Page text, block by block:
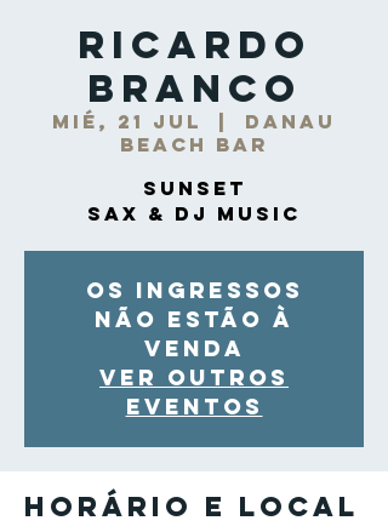
Ricardo
Branco
mié, 21 jul
DANAU
Beach Bar
Sunset
Sax & DJ Music
Os ingressos
não estão à
venda
Ver outros
eventos
Horário e local